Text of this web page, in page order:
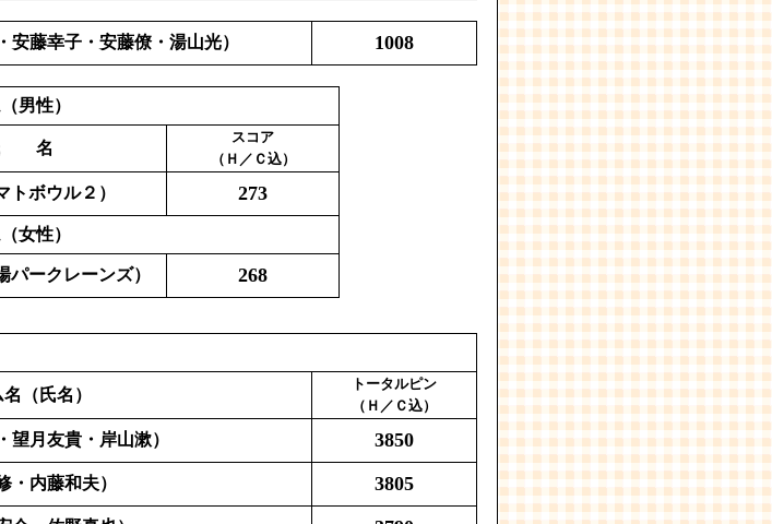
藤幸子・安藤僚・湯山光） 1008
男性）
名
スコア
（Ｈ／Ｃ込）
ボウル２） 273
女性）
ークレーンズ） 268
（氏名）
トータルピン
（Ｈ／Ｃ込）
月友貴・岸山漱） 3850
・内藤和夫） 3805